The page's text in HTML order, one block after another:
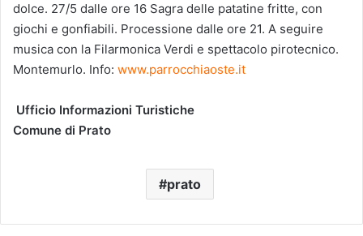
dolce. 27/5 dalle ore 16 Sagra delle patatine fritte, con
giochi e gonfiabili. Processione dalle ore 21. A seguire
musica con la Filarmonica Verdi e spettacolo pirotecnico.
Montemurlo. Info: www.parrocchiaoste.it
Ufficio Informazioni Turistiche
Comune di Prato
prato